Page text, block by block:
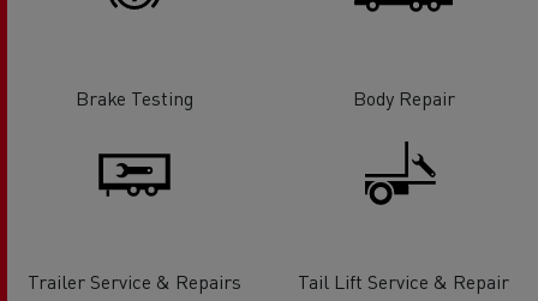
Brake Testing Body Repair
Trailer Service & Repairs Tail Lift Service & Repair